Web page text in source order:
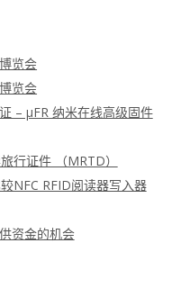
览会
览会
– μFR 纳米在线高级固件
行证件 （MRTD）
NFC RFID阅读器写入器
资金的机会